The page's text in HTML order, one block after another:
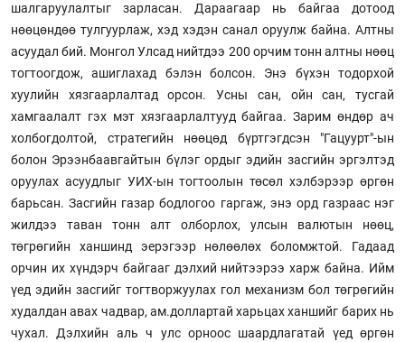
шалгаруулалтыг зарласан. Дараагаар нь байгаа дотоод
нөөцөндөө тулгуурлаж, хэд хэдэн санал оруулж байна. Алтны
асуудал бий. Монгол Улсад нийтдээ 200 орчим тонн алтны нөөц
тогтоогдож, ашиглахад бэлэн болсон. Энэ бүхэн тодорхой
хуулийн хязгаарлалтад орсон. Усны сан, ойн сан, тусгай
хамгаалалт гэх мэт хязгаарлалтууд байгаа. Зарим өндөр ач
холбогдолтой, стратегийн нөөцөд бүртгэгдсэн "Гацуурт"-ын
болон Эрээнбаавгайтын бүлэг ордыг эдийн засгийн эргэлтэд
оруулах асуудлыг УИХ-ын тогтоолын төсөл хэлбэрээр өргөн
барьсан. Засгийн газар бодлогоо гаргаж, энэ орд газраас нэг
жилдээ таван тонн алт олборлох, улсын валютын нөөц,
төгрөгийн ханшинд эерэгээр нөлөөлөх боломжтой. Гадаад
орчин их хүндэрч байгааг дэлхий нийтээрээ харж байна. Ийм
үед эдийн засгийг тогтворжуулах гол механизм бол төгрөгийн
худалдан авах чадвар, ам.доллартай харьцах ханшийг барих нь
чухал. Дэлхийн аль ч улс орноос шаардлагатай үед өргөн